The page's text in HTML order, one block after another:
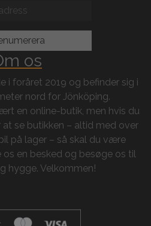
os
i foråret 2019 og befinder sig i
nord for Jönköping.
en online-butik, men hvis du
se butikken – altid med over
på lager – så skal du være
en besked og besøge os til
hygge. Velkommen!